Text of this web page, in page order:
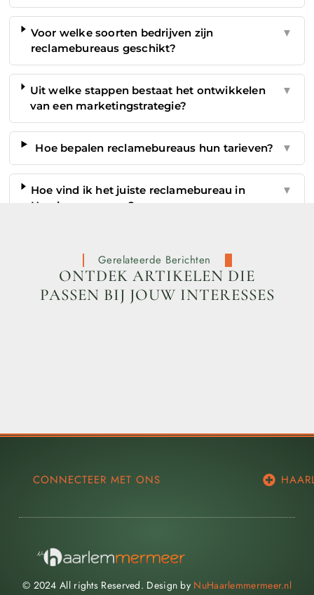
Voor welke soorten bedrijven zijn
reclamebureaus geschikt?
▼
Uit welke stappen bestaat het ontwikkelen
van een marketingstrategie?
▼
Hoe bepalen reclamebureaus hun tarieven? ▼
Hoe vind ik het juiste reclamebureau in
Haarlemmermeer?
▼
Gerelateerde Berichten
ONTDEK ARTIKELEN DIE
PASSEN BIJ JOUW INTERESSES
CONNECTEER MET ONS
© 2024 All rights Reserved. Design by NuHaarlemmermeer.nl